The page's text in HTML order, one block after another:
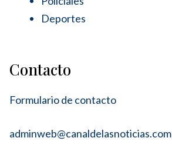
Deportes
Contacto
Formulario de contacto
adminweb@canaldelasnoticias.com